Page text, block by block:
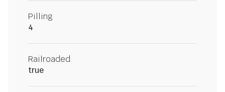
Pilling
4
Railroaded
true